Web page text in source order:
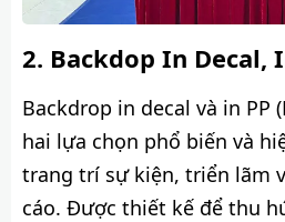
Backdop In Decal,
Backdrop in decal và in PP
hai lựa chọn phổ biến và
trang trí sự kiện, triển lãm
cáo. Được thiết kế để thu